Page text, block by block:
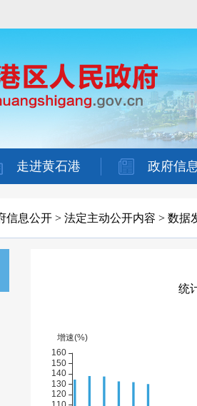
走进黄石港 政府信
信息公开 > 法定主动公开内容 > 数据